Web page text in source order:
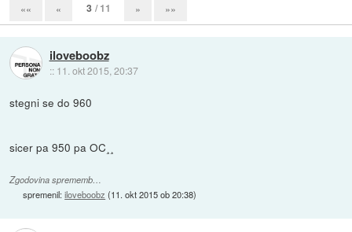
«« « 3 / 11 » »»
iloveboobz
:: 11. okt 2015, 20:37
stegni se do 960
sicer pa 950 pa OC¸¸
Zgodovina sprememb…
spremenil:iloveboobz (11. okt 2015 ob 20:38)